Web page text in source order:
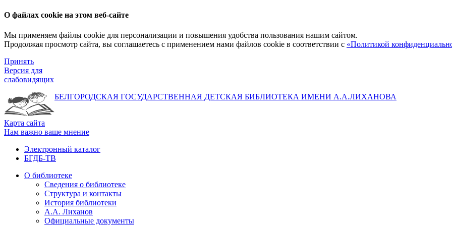
О файлах cookie на этом веб-сайте
Мы применяем файлы cookie для персонализации и повышения удобства пользования нашим сайтом.
Продолжая просмотр сайта, вы соглашаетесь с применением нами файлов cookie в соответствии с «Политикой
Принять
Версия для
слабовидящих
БЕЛГОРОДСКАЯ ГОСУДАРСТВЕННАЯ ДЕТСКАЯ БИБЛИОТЕКА ИМЕНИ А.А.ЛИХАНОВА
Карта сайта
Нам важно ваше мнение
Электронный каталог
БГДБ-ТВ
О библиотеке
Сведения о библиотеке
Структура и контакты
История библиотеки
А.А. Лиханов
Официальные документы